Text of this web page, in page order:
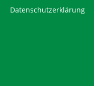
Datenschutzerklärung